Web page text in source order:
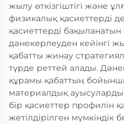
жылу өткізгіштігі және
физикалық қасиеттерді
қасиеттерді
дәнекерлеуден кейінгі
қабатты жинау
түрде реттей алады.
құрамы қабаттың
материалдық ауысуларды
бір қасиеттер профилін
жетілдірілген мүмкіндік